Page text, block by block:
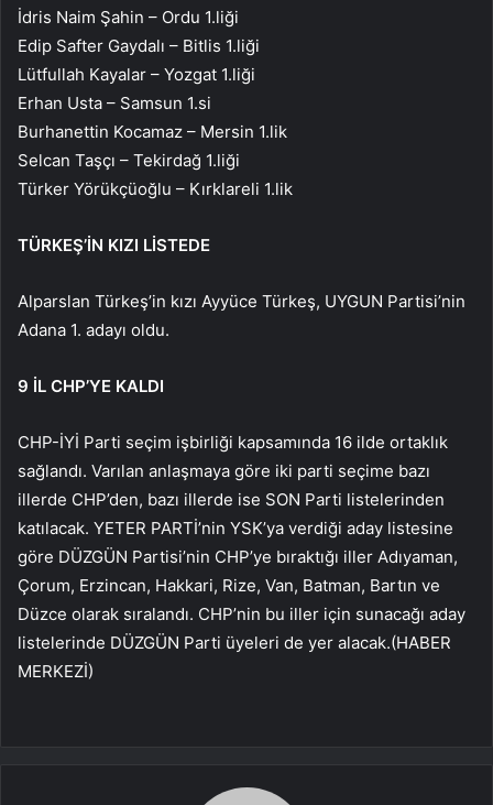
İdris Naim Şahin – Ordu 1.liği
Edip Safter Gaydalı – Bitlis 1.liği
Lütfullah Kayalar – Yozgat 1.liği
Erhan Usta – Samsun 1.si
Burhanettin Kocamaz – Mersin 1.lik
Selcan Taşçı – Tekirdağ 1.liği
Türker Yörükçüoğlu – Kırklareli 1.lik
TÜRKEŞ’İN KIZI LİSTEDE
Alparslan Türkeş’in kızı Ayyüce Türkeş, UYGUN Partisi’nin
Adana 1. adayı oldu.
9 İL CHP’YE KALDI
CHP-İYİ Parti seçim işbirliği kapsamında 16 ilde ortaklık
sağlandı. Varılan anlaşmaya göre iki parti seçime bazı
illerde CHP’den, bazı illerde ise SON Parti listelerinden
katılacak. YETER PARTİ’nin YSK’ya verdiği aday listesine
göre DÜZGÜN Partisi’nin CHP’ye bıraktığı iller Adıyaman,
Çorum, Erzincan, Hakkari, Rize, Van, Batman, Bartın ve
Düzce olarak sıralandı. CHP’nin bu iller için sunacağı aday
listelerinde DÜZGÜN Parti üyeleri de yer alacak.(HABER
MERKEZİ)